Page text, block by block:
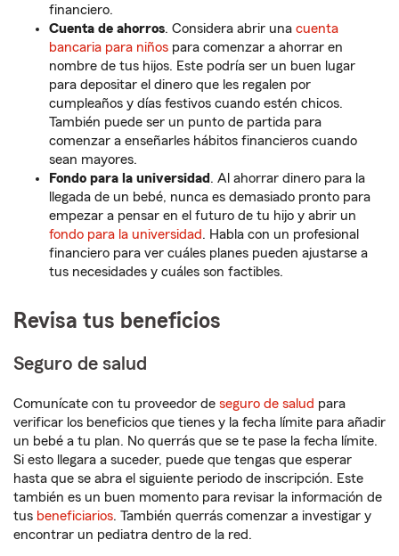
financiero.
Cuenta de ahorros. Considera abrir una cuenta
bancaria para niños para comenzar a ahorrar en
nombre de tus hijos. Este podría ser un buen lugar
para depositar el dinero que les regalen por
cumpleaños y días festivos cuando estén chicos.
También puede ser un punto de partida para
comenzar a enseñarles hábitos financieros cuando
sean mayores.
Fondo para la universidad . Al ahorrar dinero para la
llegada de un bebé, nunca es demasiado pronto para
empezar a pensar en el futuro de tu hijo y abrir un
fondo para la universidad. Habla con un profesional
financiero para ver cuáles planes pueden ajustarse a
tus necesidades y cuáles son factibles.
Revisa tus beneficios
Seguro de salud
Comunícate con tu proveedor de seguro de salud para
verificar los beneficios que tienes y la fecha límite para añadir
un bebé a tu plan. No querrás que se te pase la fecha límite.
Si esto llegara a suceder, puede que tengas que esperar
hasta que se abra el siguiente periodo de inscripción. Este
también es un buen momento para revisar la información de
tus beneficiarios. También querrás comenzar a investigar y
encontrar un pediatra dentro de la red.